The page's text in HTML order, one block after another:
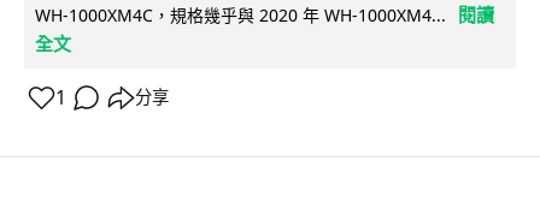
WH-1000XM4C，規格幾乎與 2020 年 WH-1000XM4...
閱讀
全文
1 分享